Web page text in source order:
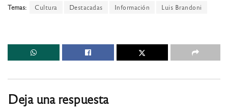
Temas: Cultura Destacadas Información Luis Brandoni
Deja una respuesta